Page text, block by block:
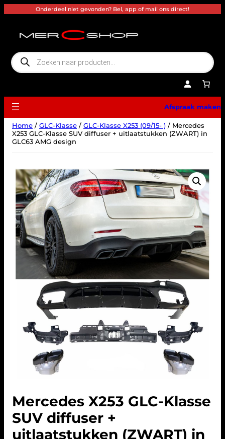
Onderdeel niet gevonden? Bel, app of mail ons direct!
P
r
o
n
o
e
k
e
n
Afspraak maken
Home / GLC-Klasse / GLC-Klasse X253 (09/15- ) / Mercedes
X253 GLC-Klasse SUV diffuser + uitlaatstukken (ZWART) in
GLC63 AMG design
Mercedes X253 GLC-Klasse
SUV diffuser +
uitlaatstukken (ZWART) in